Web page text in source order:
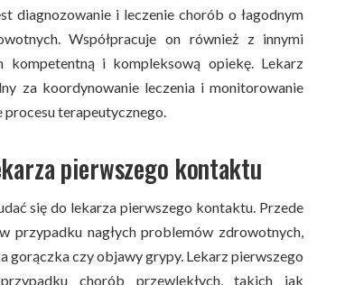
diagnozowanie i leczenie chorób o łagodnym
Współpracuje on również z innymi
kompetentną i kompleksową opiekę. Lekarz
za koordynowanie leczenia i monitorowanie
procesu terapeutycznego.
pierwszego kontaktu
się do lekarza pierwszego kontaktu. Przede
przypadku nagłych problemów zdrowotnych,
gorączka czy objawy grypy. Lekarz pierwszego
chorób przewlekłych, takich jak